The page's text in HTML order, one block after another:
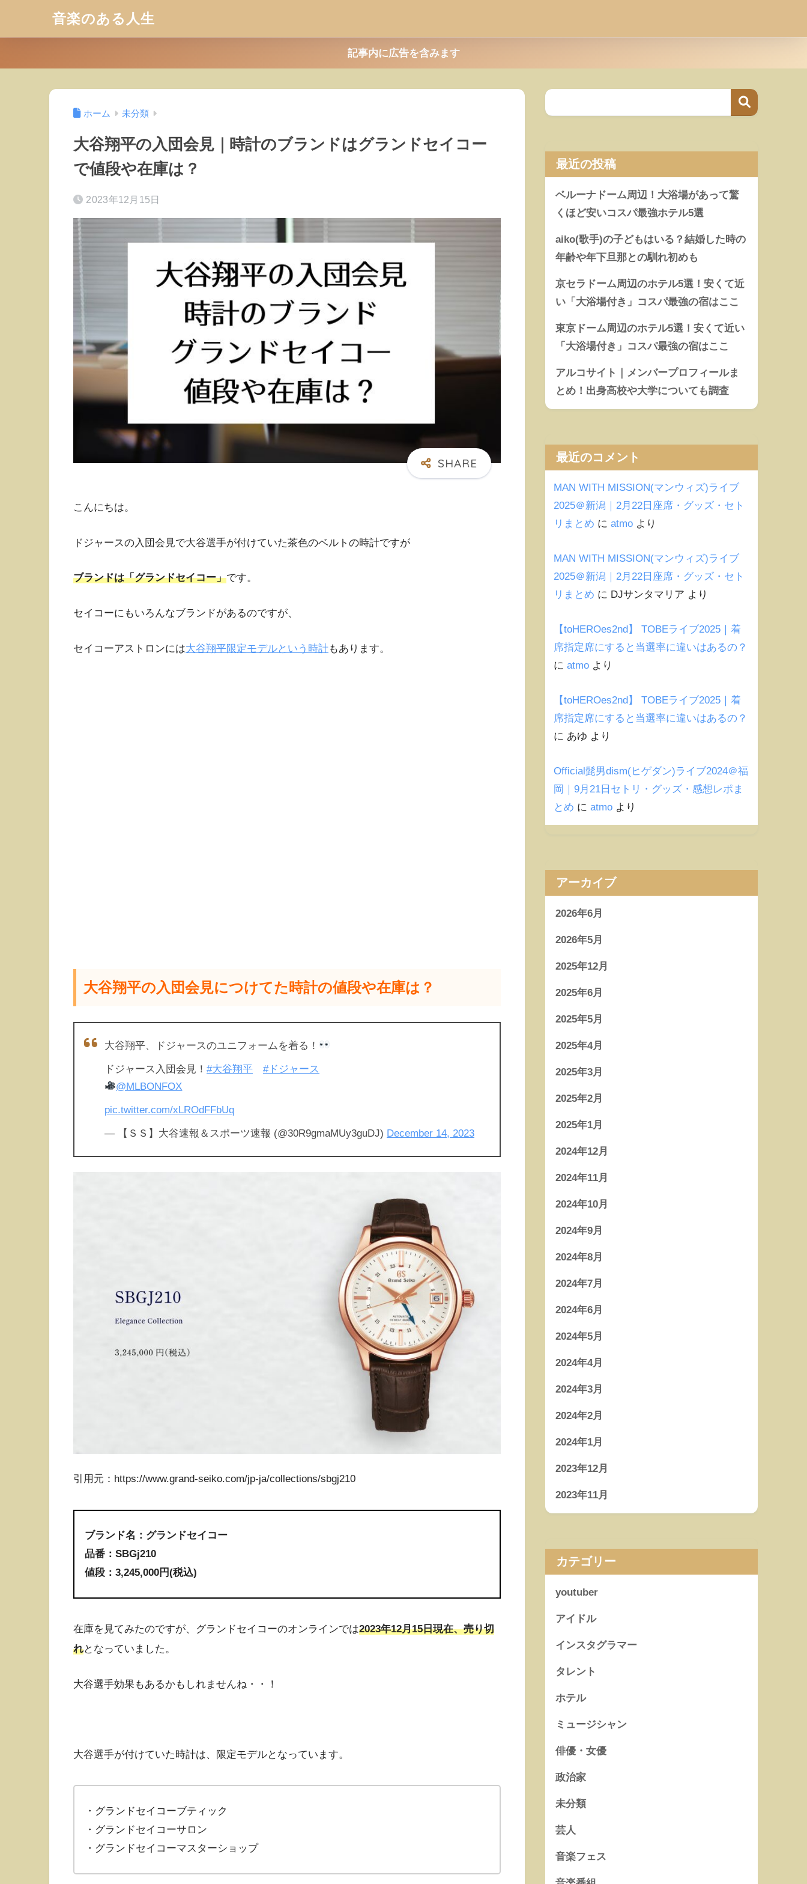
音楽のある人生
記事内に広告を含みます
ホーム 未分類
大谷翔平の入団会見｜時計のブランドはグランドセイコー
で値段や在庫は？
2023年12月15日
こんにちは。
ドジャースの入団会見で大谷選手が付けていた茶色のベルトの時計ですが
ブランドは「グランドセイコー」です。
セイコーにもいろんなブランドがあるのですが、
セイコーアストロンには大谷翔平限定モデルという時計もあります。
大谷翔平の入団会見につけてた時計の値段や在庫は？
大谷翔平、ドジャースのユニフォームを着る！
ドジャース入団会見！ #大谷翔平
#ドジャース
@MLBONFOX
pic.twitter.com/xLROdFFbUq
— 【ＳＳ】大谷速報＆スポーツ速報 (@30R9gmaMUy3guDJ) December 14, 2023
引用元：https://www.grand-seiko.com/jp-ja/collections/sbgj210
ブランド名：グランドセイコー
品番：SBGj210
値段：3,245,000円(税込)
在庫を見てみたのですが、グランドセイコーのオンラインでは2023年12月15日現在、売り切
れとなっていました。
大谷選手効果もあるかもしれませんね・・！
大谷選手が付けていた時計は、限定モデルとなっています。
・グランドセイコーブティック
・グランドセイコーサロン
・グランドセイコーマスターショップ
最近の投稿
ベルーナドーム周辺！大浴場があって驚
くほど安いコスパ最強ホテル5選
aiko(歌手)の子どもはいる？結婚した時の
年齢や年下旦那との馴れ初めも
京セラドーム周辺のホテル5選！安くて近
い「大浴場付き」コスパ最強の宿はここ
東京ドーム周辺のホテル5選！安くて近い
「大浴場付き」コスパ最強の宿はここ
アルコサイト｜メンバープロフィールま
とめ！出身高校や大学についても調査
最近のコメント
MAN WITH MISSION(マンウィズ)ライブ
2025＠新潟｜2月22日座席・グッズ・セト
リまとめ に atmo より
MAN WITH MISSION(マンウィズ)ライブ
2025＠新潟｜2月22日座席・グッズ・セト
リまとめ に DJサンタマリア より
【toHEROes2nd】 TOBEライブ2025｜着
席指定席にすると当選率に違いはあるの？
に atmo より
【toHEROes2nd】 TOBEライブ2025｜着
席指定席にすると当選率に違いはあるの？
に あゆ より
Official髭男dism(ヒゲダン)ライブ2024＠福
岡｜9月21日セトリ・グッズ・感想レポま
とめ に atmo より
アーカイブ
2026年6月
2026年5月
2025年12月
2025年6月
2025年5月
2025年4月
2025年3月
2025年2月
2025年1月
2024年12月
2024年11月
2024年10月
2024年9月
2024年8月
2024年7月
2024年6月
2024年5月
2024年4月
2024年3月
2024年2月
2024年1月
2023年12月
2023年11月
カテゴリー
youtuber
アイドル
インスタグラマー
タレント
ホテル
ミュージシャン
俳優・女優
政治家
未分類
芸人
音楽フェス